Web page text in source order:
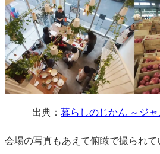
出典： 暮らしのじかん ～ジ
会場の写真もあえて俯瞰で撮られ